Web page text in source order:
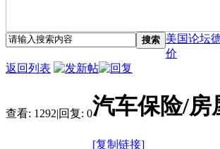
搜索 美国论坛
价
返回列表
查看: 1292|回复: 0汽车保险/房
[复制链接]